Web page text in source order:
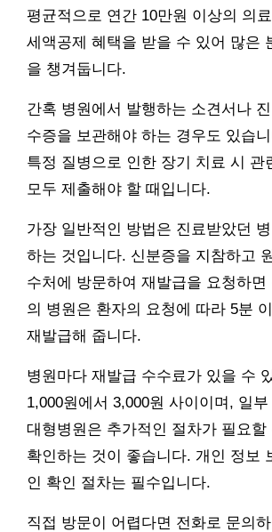
평균적으로 연간 10만원 이상의 의
세액공제 혜택을 받을 수 있어 많은
을 챙겨둡니다.
간혹 병원에서 발행하는 소견서나
수증을 보관해야 하는 경우도 있습
특정 질병으로 인한 장기 치료 시 관
모두 제출해야 할 때입니다.
가장 일반적인 방법은 진료받았던
하는 것입니다. 신분증을 지참하고
수처에 방문하여 재발급을 요청하면
의 병원은 환자의 요청에 따라 5분
재발급해 줍니다.
병원마다 재발급 수수료가 있을 수
1,000원에서 3,000원 사이이며, 일
대형병원은 추가적인 절차가 필요할
확인하는 것이 좋습니다. 개인 정보
인 확인 절차는 필수입니다.
직접 방문이 어렵다면 전화로 문의